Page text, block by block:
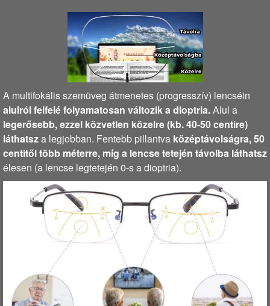
A multifokális szemüveg átmenetes (progresszív) lencséin
alulról felfelé folyamatosan változik a dioptria.Alul a
legerősebb, ezzel közvetlen közelre (kb. 40-50 centire)
láthatsza legjobban. Fentebb pillantva középtávolságra, 50
centitől több méterre, míg a lencse tetején távolba láthatsz
élesen (a lencse legtetején 0-s a dioptria).